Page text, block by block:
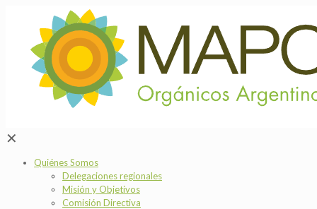
✕
Quiénes Somos
Delegaciones regionales
Misión y Objetivos
Comisión Directiva